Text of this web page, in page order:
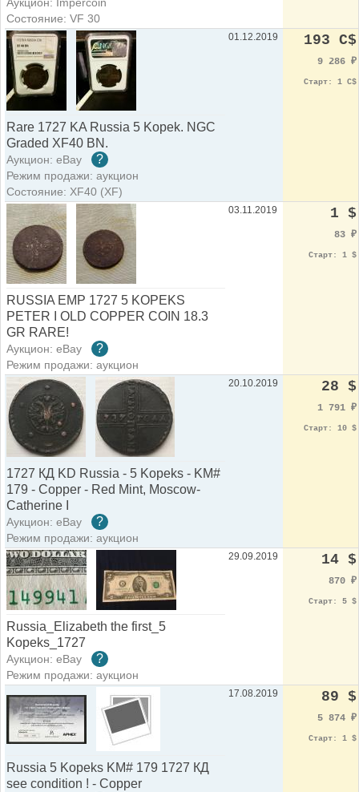
Состояние: VF 30
Rare 1727 KA Russia 5 Kopek. NGC
Graded XF40 BN.
Аукцион: eBay ?
Режим продажи: аукцион
Состояние: XF40 (XF)
01.12.2019 193 C$
9 286 ₽
Старт: 1 C$
RUSSIA EMP 1727 5 KOPEKS
PETER I OLD COPPER COIN 18.3
GR RARE!
Аукцион: eBay ?
Режим продажи: аукцион
03.11.2019 1 $
83 ₽
Старт: 1 $
1727 КД KD Russia - 5 Kopeks - KM#
179 - Copper - Red Mint, Moscow-
Catherine I
Аукцион: eBay ?
Режим продажи: аукцион
20.10.2019 28 $
1 791 ₽
Старт: 10 $
Russia_Elizabeth the first_5
Kopeks_1727
Аукцион: eBay ?
Режим продажи: аукцион
29.09.2019 14 $
870 ₽
Старт: 5 $
Russia 5 Kopeks KM# 179 1727 КД
see condition ! - Copper
17.08.2019 89 $
5 874 ₽
Старт: 1 $